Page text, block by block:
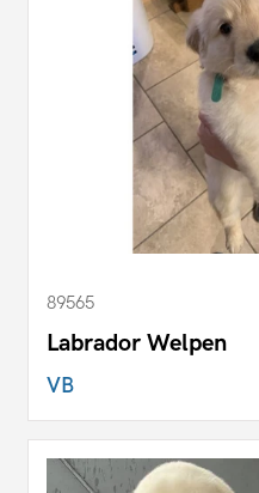
89565
Labrador Welpen
VB